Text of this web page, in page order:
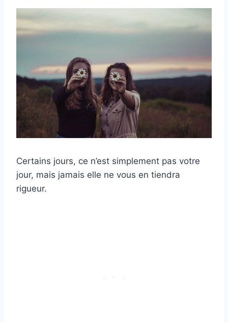
Certains jours, ce n’est simplement pas votre
jour, mais jamais elle ne vous en tiendra
rigueur.